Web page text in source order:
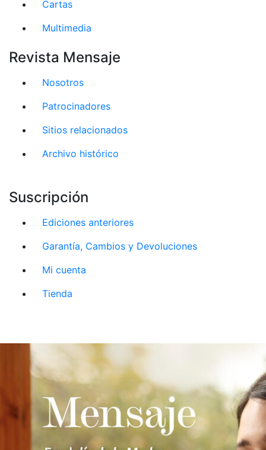
Cartas
Multimedia
Revista Mensaje
Nosotros
Patrocinadores
Sitios relacionados
Archivo histórico
Suscripción
Ediciones anteriores
Garantía, Cambios y Devoluciones
Mi cuenta
Tienda